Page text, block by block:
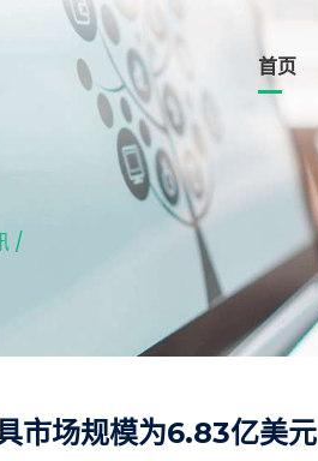
首页
/
市场规模为6.83亿美